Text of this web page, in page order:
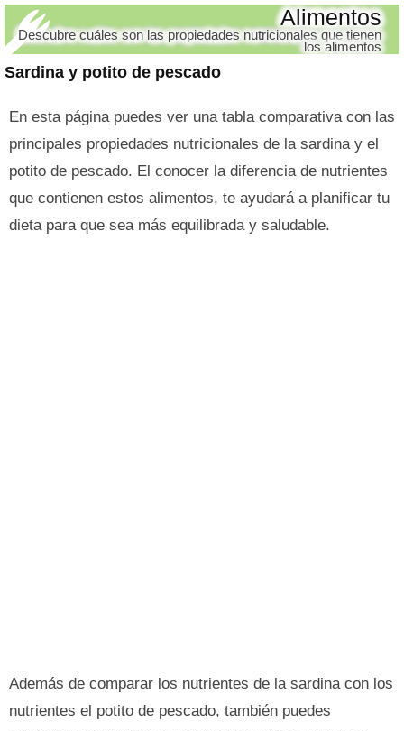
Sardina y potito de pescado
Alimentos
Descubre cuáles son las propiedades nutricionales que tienen
los alimentos
En esta página puedes ver una tabla comparativa con las
principales propiedades nutricionales de la sardina y el
potito de pescado. El conocer la diferencia de nutrientes
que contienen estos alimentos, te ayudará a planificar tu
dieta para que sea más equilibrada y saludable.
Además de comparar los nutrientes de la sardina con los
nutrientes el potito de pescado, también puedes